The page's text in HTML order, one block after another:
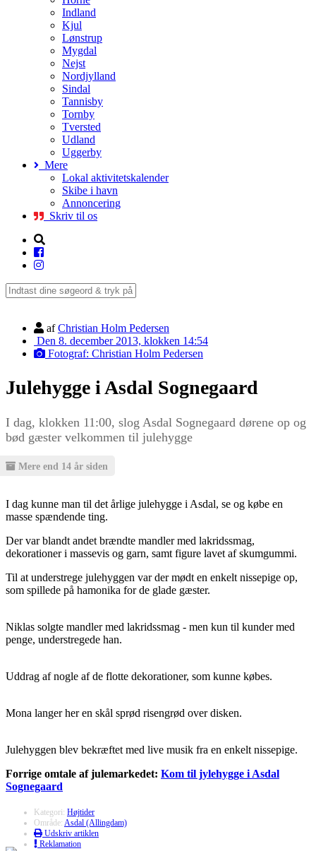
Indland
Kjul
Lønstrup
Mygdal
Nejst
Nordjylland
Sindal
Tannisby
Tornby
Tversted
Udland
Uggerby
Mere
Lokal aktivitetskalender
Skibe i havn
Annoncering
Skriv til os
afChristian Holm Pedersen
Den 8. december 2013, klokken 14:54
Fotograf: Christian Holm Pedersen
Julehygge i Asdal Sognegaard
I dag, klokken 11:00, slog Asdal Sognegaard dørene op og
bød gæster velkommen til julehygge
Mere end 14 år siden
I dag kunne man til det årlige julehygge i Asdal, se og købe en
masse spændende ting.
Der var blandt andet brændte mandler med lakridssmag,
dekorationer i massevis og garn, samt figure lavet af skumgummi.
Til at understrege julehyggen var der mødt en enkelt nissepige op,
som spillede på hamonika for de glade gæster.
Niklas solgte mandler med lakridssmag - men kun til kunder med
penge, understregede han.
Uddrag af nogle af de flotte dekorationer, som kunne købes.
Mona langer her en skål sprød risengrød over disken.
Julehyggen blev bekræftet med live musik fra en enkelt nissepige.
Forrige omtale af julemarkedet: Kom til jylehygge i Asdal
Sognegaard
Kategori: Højtider
Område: Asdal (Allingdam)
Udskriv artiklen
Reklamation